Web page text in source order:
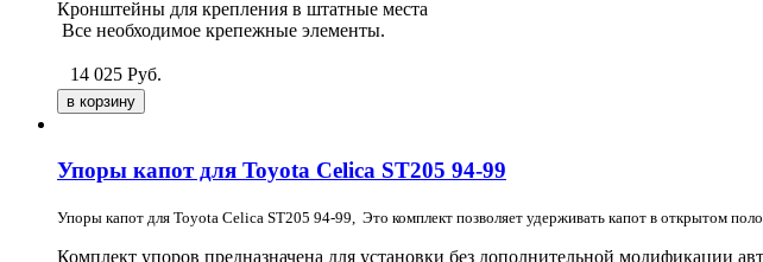
Кронштейны для крепления в штатные места
Все необходимое крепежные элементы.
14 025 Руб.
Упоры капот для Toyota Celica ST205 94-99
Упоры капот для Toyota Celica ST205 94-99, Это комплект позволяет удерживать капот в открытом
Комплект упоров предназначена для установки без дополнительной модификации